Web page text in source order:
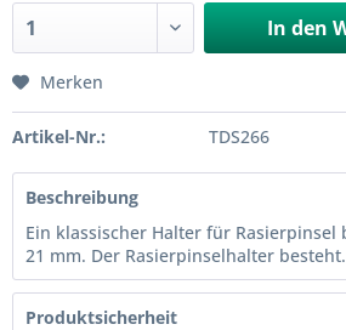
In den
Merken
Artikel-Nr.: TDS266
Beschreibung
Ein klassischer Halter für Rasierpinsel
21 mm. Der Rasierpinselhalter
Produktsicherheit